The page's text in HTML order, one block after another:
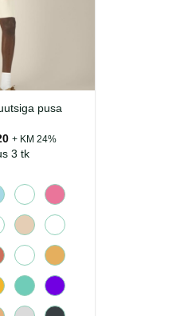
pusa
Hinnavahemik:
€35.15
kuni
+ KM 24%
3 tk